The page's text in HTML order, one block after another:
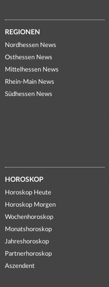
REGIONEN
Nordhessen News
Osthessen News
Mittelhessen News
Rhein-Main News
Südhessen News
HOROSKOP
Horoskop Heute
Horoskop Morgen
Wochenhoroskop
Monatshoroskop
Jahreshoroskop
Partnerhoroskop
Aszendent